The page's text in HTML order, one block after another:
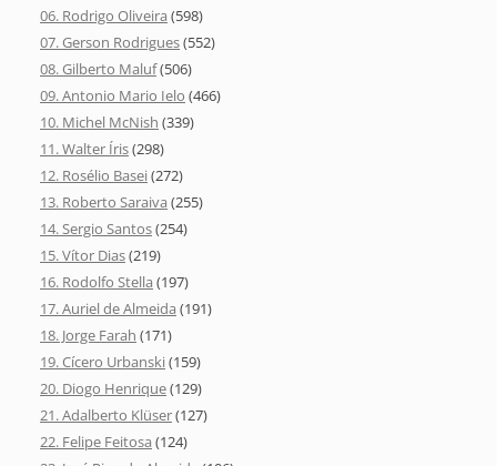
06. Rodrigo Oliveira (598)
07. Gerson Rodrigues(552)
08. Gilberto Maluf(506)
09. Antonio Mario Ielo (466)
10. Michel McNish (339)
11. Walter Íris(298)
12. Rosélio Basei(272)
13. Roberto Saraiva (255)
14. Sergio Santos(254)
15. Vítor Dias(219)
16. Rodolfo Stella (197)
17. Auriel de Almeida (191)
18. Jorge Farah (171)
19. Cícero Urbanski(159)
20. Diogo Henrique(129)
21. Adalberto Klüser(127)
22. Felipe Feitosa (124)